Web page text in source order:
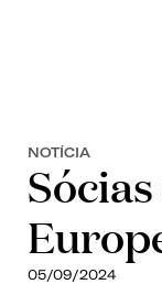
NOTÍCIA
05/09/2024